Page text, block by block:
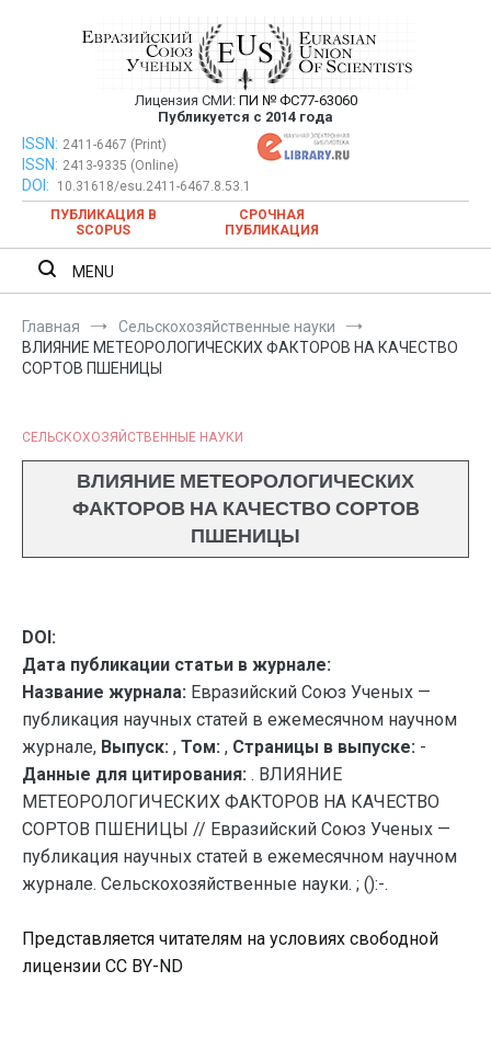
Евразийский Союз Ученых —
публикация научных статей в
ежемесячном научном журнале
Лицензия СМИ: ПИ № ФС77-63060
Публикуется с 2014 года
Евразийский Союз Ученых — публикация научных статей в
ежемесячном научном журнале
ISSN: 2411-6467 (Print)
ISSN: 2413-9335 (Online)
DOI:
10.31618/esu.2411-6467.8.53.1
ПУБЛИКАЦИЯ В
SCOPUS
СРОЧНАЯ
ПУБЛИКАЦИЯ
MENU
Главная
Сельскохозяйственные науки
ВЛИЯНИЕ МЕТЕОРОЛОГИЧЕСКИХ ФАКТОРОВ НА КАЧЕСТВО
СОРТОВ ПШЕНИЦЫ
СЕЛЬСКОХОЗЯЙСТВЕННЫЕ НАУКИ
ВЛИЯНИЕ МЕТЕОРОЛОГИЧЕСКИХ
ФАКТОРОВ НА КАЧЕСТВО СОРТОВ
ПШЕНИЦЫ
DOI:
Дата публикации статьи в журнале:
Название журнала: Евразийский Союз Ученых —
публикация научных статей в ежемесячном научном
журнале, Выпуск: , Том: , Страницы в выпуске: -
Данные для цитирования: . ВЛИЯНИЕ
МЕТЕОРОЛОГИЧЕСКИХ ФАКТОРОВ НА КАЧЕСТВО
СОРТОВ ПШЕНИЦЫ // Евразийский Союз Ученых —
публикация научных статей в ежемесячном научном
журнале. Сельскохозяйственные науки. ; ():-.
Представляется читателям на условиях свободной
лицензии CC BY-ND